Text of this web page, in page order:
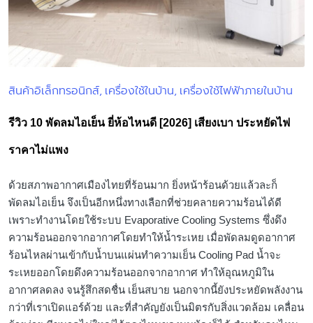
Posted
สินค้าอิเล็กทรอนิกส์ เครื่องใช้ในบ้าน เครื่องใช้ไฟฟ้าภายในบ้าน
รีวิว 10 พัดลมไอเย็น ยี่ห้อไหนดี [2026] เสียงเบา ประหยัดไฟ
ราคาไม่แพง
ด้วยสภาพอากาศเมืองไทยที่ร้อนมาก ยิ่งหน้าร้อนด้วยแล้วละก็
พัดลมไอเย็น จึงเป็นอีกหนึ่งทางเลือกที่ช่วยคลายความร้อนได้ดี
เพราะทำงานโดยใช้ระบบ Evaporative Cooling Systems ซึ่งดึง
ความร้อนออกจากอากาศโดยทำให้น้ำระเหย เมื่อพัดลมดูดอากาศ
ร้อนไหลผ่านเข้ากับน้ำบนแผ่นทำความเย็น Cooling Pad น้ำจะ
ระเหยออกโดยดึงความร้อนออกจากอากาศ ทำให้อุณหภูมิใน
อากาศลดลง จนรู้สึกสดชื่น เย็นสบาย นอกจากนี้ยังประหยัดพลังงาน
กว่าที่เราเปิดแอร์ด้วย และที่สำคัญยังเป็นมิตรกับสิ่งแวดล้อม เคลื่อน